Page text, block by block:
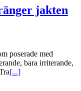
jakten
poserade med
bara irriterande,
[...]